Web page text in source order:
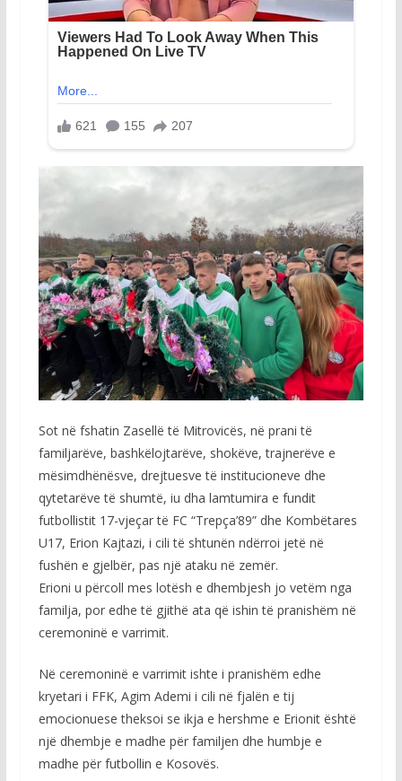
Sot në fshatin Zasellë të Mitrovicës, në prani të
familjarëve, bashkëlojtarëve, shokëve, trajnerëve e
mësimdhënësve, drejtuesve të institucioneve dhe
qytetarëve të shumtë, iu dha lamtumira e fundit
futbollistit 17-vjeçar të FC “Trepça’89” dhe Kombëtares
U17, Erion Kajtazi, i cili të shtunën ndërroi jetë në
fushën e gjelbër, pas një ataku në zemër.
Erioni u përcoll mes lotësh e dhembjesh jo vetëm nga
familja, por edhe të gjithë ata që ishin të pranishëm në
ceremoninë e varrimit.
Në ceremoninë e varrimit ishte i pranishëm edhe
kryetari i FFK, Agim Ademi i cili në fjalën e tij
emocionuese theksoi se ikja e hershme e Erionit është
një dhembje e madhe për familjen dhe humbje e
madhe për futbollin e Kosovës.